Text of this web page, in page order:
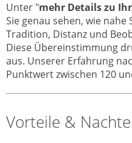
Unter "mehr Details zu
Sie genau sehen, wie
Tradition, Distanz und
Diese Übereinstimmung
aus. Unserer Erfahrung
Punktwert zwischen 120
Vorteile &